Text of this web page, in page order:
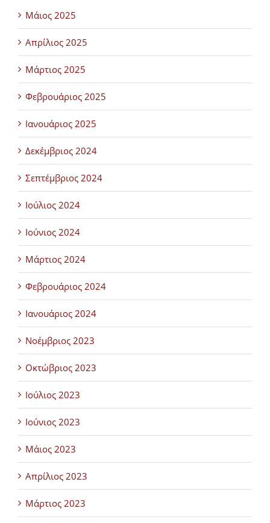
Μάιος 2025
Απρίλιος 2025
Μάρτιος 2025
Φεβρουάριος 2025
Ιανουάριος 2025
Δεκέμβριος 2024
Σεπτέμβριος 2024
Ιούλιος 2024
Ιούνιος 2024
Μάρτιος 2024
Φεβρουάριος 2024
Ιανουάριος 2024
Νοέμβριος 2023
Οκτώβριος 2023
Ιούλιος 2023
Ιούνιος 2023
Μάιος 2023
Απρίλιος 2023
Μάρτιος 2023